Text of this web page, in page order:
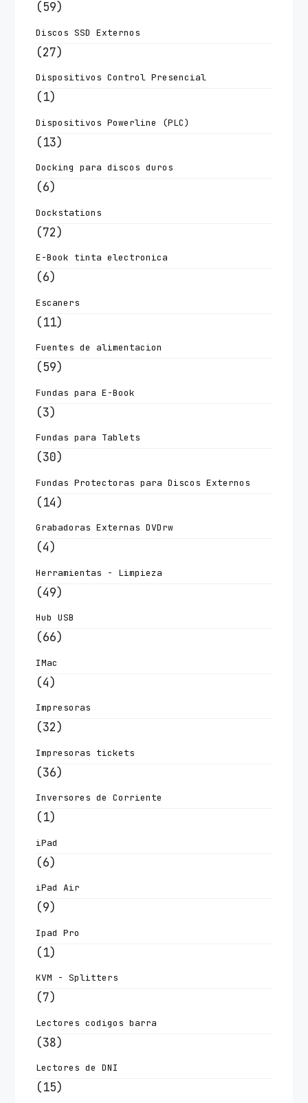
(59)
Discos SSD Externos
(27)
Dispositivos Control Presencial
(1)
Dispositivos Powerline (PLC)
(13)
Docking para discos duros
(6)
Dockstations
(72)
E-Book tinta electronica
(6)
Escaners
(11)
Fuentes de alimentacion
(59)
Fundas para E-Book
(3)
Fundas para Tablets
(30)
Fundas Protectoras para Discos Externos
(14)
Grabadoras Externas DVDrw
(4)
Herramientas - Limpieza
(49)
Hub USB
(66)
IMac
(4)
Impresoras
(32)
Impresoras tickets
(36)
Inversores de Corriente
(1)
iPad
(6)
iPad Air
(9)
Ipad Pro
(1)
KVM - Splitters
(7)
Lectores codigos barra
(38)
Lectores de DNI
(15)